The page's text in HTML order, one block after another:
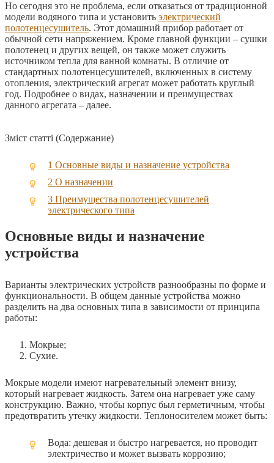
Но сегодня это не проблема, если отказаться от традиционной
модели водяного типа и установить электрический
полотенцесушитель. Этот домашний прибор работает от
обычной сети напряжением. Кроме главной функции – сушки
полотенец и других вещей, он также может служить
источником тепла для ванной комнаты. В отличие от
стандартных полотенцесушителей, включенных в систему
отопления, электрический агрегат может работать круглый
год. Подробнее о видах, назначении и преимуществах
данного агрегата – далее.
Зміст статті (Содержание)
1 Основные виды и назначение устройства
2 О назначении
3 Преимущества полотенцесушителей
электрического типа
Основные виды и назначение
устройства
Варианты электрических устройств разнообразны по форме и
функциональности. В общем данные устройства можно
разделить на два основных типа в зависимости от принципа
работы:
Мокрые;
Сухие.
Мокрые модели имеют нагревательный элемент внизу,
который нагревает жидкость. Затем она нагревает уже саму
конструкцию. Важно, чтобы корпус был герметичным, чтобы
предотвратить утечку жидкости. Теплоносителем может быть:
Вода: дешевая и быстро нагревается, но проводит
электричество и может вызвать коррозию;